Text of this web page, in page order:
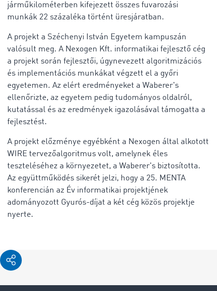
járműkilométerben kifejezett összes fuvarozási
munkák 22 százaléka történt üresjáratban.
A projekt a Széchenyi István Egyetem kampuszán
valósult meg. A Nexogen Kft. informatikai fejlesztő cég
a projekt során fejlesztői, úgynevezett algoritmizációs
és implementációs munkákat végzett el a győri
egyetemen. Az elért eredményeket a Waberer's
ellenőrizte, az egyetem pedig tudományos oldalról,
kutatással és az eredmények igazolásával támogatta a
fejlesztést.
A projekt előzménye egyébként a Nexogen által alkotott
WIRE tervezőalgoritmus volt, amelynek éles
teszteléséhez a környezetet, a Waberer's biztosította.
Az együttműködés sikerét jelzi, hogy a 25. MENTA
konferencián az Év informatikai projektjének
adományozott Gyurós-díjat a két cég közös projektje
nyerte.